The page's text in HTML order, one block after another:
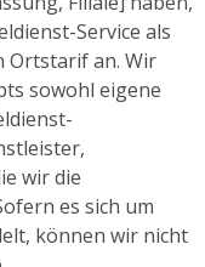
Service als
Ortstarif an. Wir
sowohl eigene
wir die
es sich um
können wir nicht